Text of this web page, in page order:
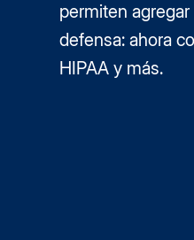
permiten
defensa: ahora
HIPAA y más.